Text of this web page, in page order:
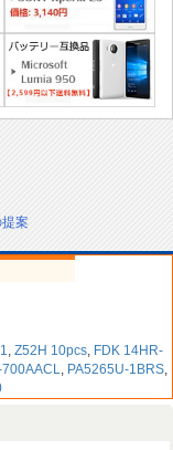
案
, Z52H 10pcs, FDK 14HR-
, PA5265U-1BRS,